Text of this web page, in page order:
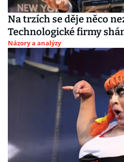
Na trzích se děje něco
Technologické firmy
Názory a analýzy